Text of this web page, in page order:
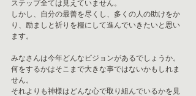
ステップ全ては見えていません。
しかし、自分の最善を尽くし、多くの人の助けをか
り、励ましと祈りを糧にして進んでいきたいと思い
ます。
みなさんは今年どんなビジョンがあるでしょうか。
何をするかはそこまで大きな事ではないかもしれま
せん。
それよりも神様はどんな心で取り組んでいるかを見